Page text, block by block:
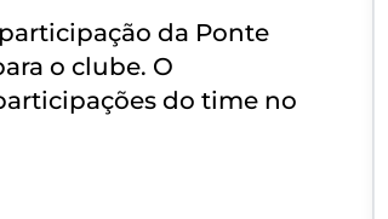
da Ponte
o clube. O
do time no